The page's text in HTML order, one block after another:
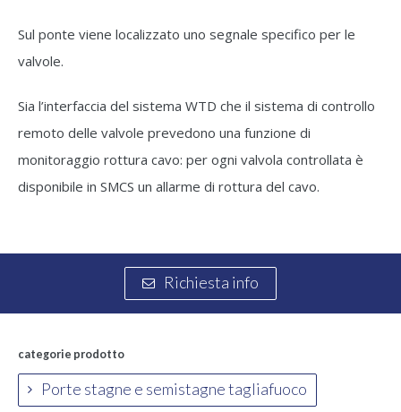
Sul ponte viene localizzato uno segnale specifico per le
valvole.
Sia l’interfaccia del sistema WTD che il sistema di controllo
remoto delle valvole prevedono una funzione di
monitoraggio rottura cavo: per ogni valvola controllata è
disponibile in SMCS un allarme di rottura del cavo.
Richiesta info
categorie prodotto
Porte stagne e semistagne tagliafuoco